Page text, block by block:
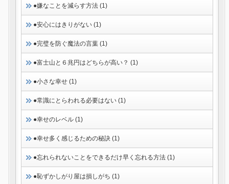
●嫌なことを減らす方法 (1)
●安心にはきりがない (1)
●完璧を防ぐ魔法の言葉 (1)
●富士山と６兆円はどちらが高い？ (1)
●小さな幸せ (1)
●常識にとらわれる必要はない (1)
●幸せのレベル (1)
●幸せ多く感じるための秘訣 (1)
●忘れられないことをできるだけ早く忘れる方法 (1)
●恥ずかしがり屋は損しがち (1)